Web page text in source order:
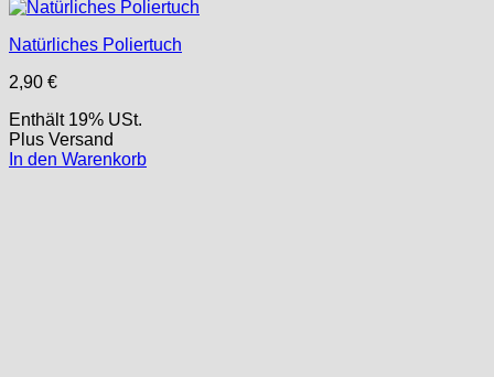
Natürliches Poliertuch
2,90 €
Enthält 19% USt.
Plus Versand
In den Warenkorb